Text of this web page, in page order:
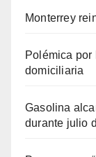
Monterrey
Polémica
domiciliaria
Gasolina
durante julio